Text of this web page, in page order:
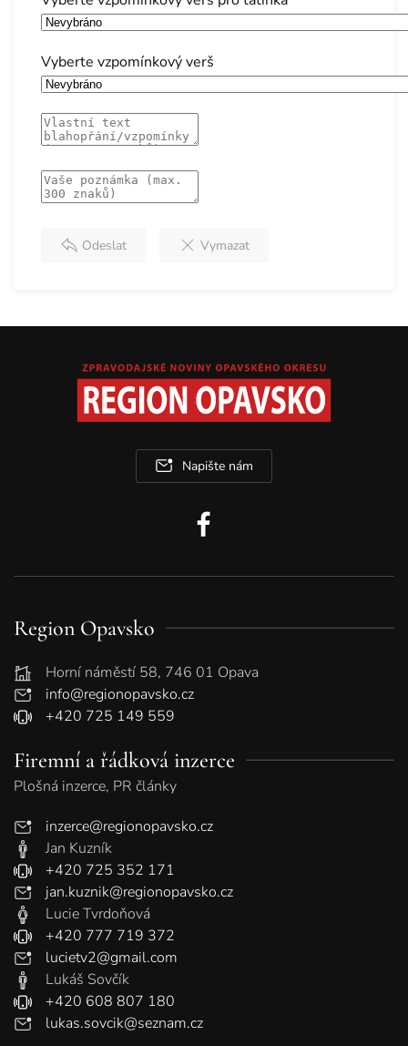
Vyberte vzpomínkový verš
Odeslat Vymazat
Napište nám
Region Opavsko
Horní náměstí 58, 746 01 Opava
info@regionopavsko.cz
+420 725 149 559
Firemní a řádková inzerce
Plošná inzerce, PR články
inzerce@regionopavsko.cz
Jan Kuzník
+420 725 352 171
jan.kuznik@regionopavsko.cz
Lucie Tvrdoňová
+420 777 719 372
lucietv2@gmail.com
Lukáš Sovčík
+420 608 807 180
lukas.sovcik@seznam.cz